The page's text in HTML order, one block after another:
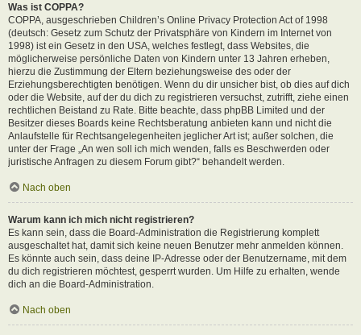
Was ist COPPA?
COPPA, ausgeschrieben Children’s Online Privacy Protection Act of 1998
(deutsch: Gesetz zum Schutz der Privatsphäre von Kindern im Internet von
1998) ist ein Gesetz in den USA, welches festlegt, dass Websites, die
möglicherweise persönliche Daten von Kindern unter 13 Jahren erheben,
hierzu die Zustimmung der Eltern beziehungsweise des oder der
Erziehungsberechtigten benötigen. Wenn du dir unsicher bist, ob dies auf dich
oder die Website, auf der du dich zu registrieren versuchst, zutrifft, ziehe einen
rechtlichen Beistand zu Rate. Bitte beachte, dass phpBB Limited und der
Besitzer dieses Boards keine Rechtsberatung anbieten kann und nicht die
Anlaufstelle für Rechtsangelegenheiten jeglicher Art ist; außer solchen, die
unter der Frage „An wen soll ich mich wenden, falls es Beschwerden oder
juristische Anfragen zu diesem Forum gibt?“ behandelt werden.
Nach oben
Warum kann ich mich nicht registrieren?
Es kann sein, dass die Board-Administration die Registrierung komplett
ausgeschaltet hat, damit sich keine neuen Benutzer mehr anmelden können.
Es könnte auch sein, dass deine IP-Adresse oder der Benutzername, mit dem
du dich registrieren möchtest, gesperrt wurden. Um Hilfe zu erhalten, wende
dich an die Board-Administration.
Nach oben